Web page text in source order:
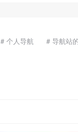
# 个人导航
# 导航站